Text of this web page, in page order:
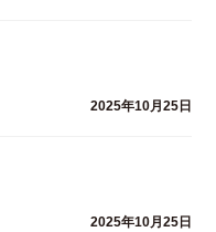
2025年10月25日
2025年10月25日